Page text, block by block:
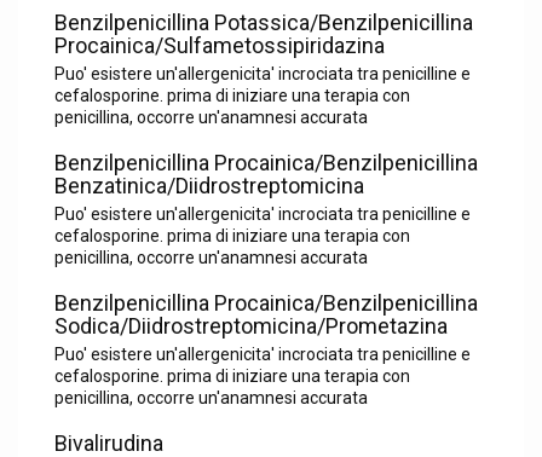
Benzilpenicillina Potassica/Benzilpenicillina
Procainica/Sulfametossipiridazina
Puo' esistere un'allergenicita' incrociata tra penicilline e
cefalosporine. prima di iniziare una terapia con
penicillina, occorre un'anamnesi accurata
Benzilpenicillina Procainica/Benzilpenicillina
Benzatinica/Diidrostreptomicina
Puo' esistere un'allergenicita' incrociata tra penicilline e
cefalosporine. prima di iniziare una terapia con
penicillina, occorre un'anamnesi accurata
Benzilpenicillina Procainica/Benzilpenicillina
Sodica/Diidrostreptomicina/Prometazina
Puo' esistere un'allergenicita' incrociata tra penicilline e
cefalosporine. prima di iniziare una terapia con
penicillina, occorre un'anamnesi accurata
Bivalirudina